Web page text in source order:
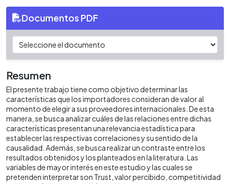
Documentos PDF
Resumen
El presente trabajo tiene como objetivo determinar las
características que los importadores consideran de valor al
momento de elegir a sus proveedores internacionales. De esta
manera, se busca analizar cuáles de las relaciones entre dichas
características presentan una relevancia estadística para
establecer las respectivas correlaciones y su sentido de la
causalidad. Además, se busca realizar un contraste entre los
resultados obtenidos y los planteados en la literatura. Las
variables de mayor interés en este estudio y las cuales se
pretenden interpretar son Trust, valor percibido, competitividad